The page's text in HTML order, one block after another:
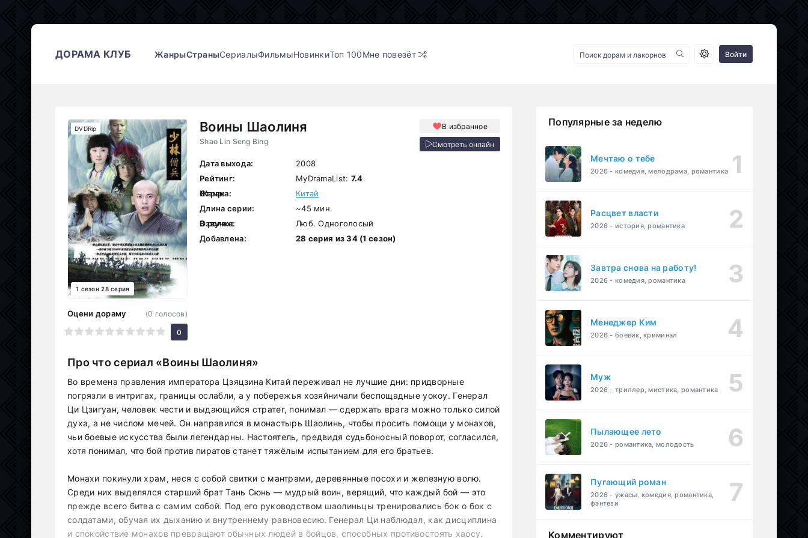
ДОРАМА КЛУБ ЖанрыСтраныСериалыФильмыНовинкиТоп 100Мне повезёт Войти
Воины Шаолиня
Shao Lin Seng Bing
В избранное
Смотреть онлайн
DVDRip
1 сезон 28 серия
Оцени дораму
7 8 9 10
(0 голосов)
0
Дата выхода:
2008
Рейтинг:
MyDramaList: 7.4
Жанр:
Страна:
Китай
Длина серии:
~45 мин.
В ролях:
Озвучка:
Люб. Одноголосый
Добавлена:
28 серия из 34 (1 сезон)
Про что сериал «Воины Шаолиня»
Во времена правления императора Цзяцзина Китай переживал не лучшие дни: придворные
погрязли в интригах, границы ослабли, а у побережья хозяйничали беспощадные уокоу. Генерал
Ци Цзигуан, человек чести и выдающийся стратег, понимал — сдержать врага можно только силой
духа, а не числом мечей. Он направился в монастырь Шаолинь, чтобы просить помощи у монахов,
чьи боевые искусства были легендарны. Настоятель, предвидя судьбоносный поворот, согласился,
хотя понимал, что бой против пиратов станет тяжёлым испытанием для его братьев.
Монахи покинули храм, неся с собой свитки с мантрами, деревянные посохи и железную волю.
Среди них выделялся старший брат Тань Сюнь — мудрый воин, верящий, что каждый бой — это
прежде всего битва с самим собой. Под его руководством шаолиньцы тренировались бок о бок с
солдатами, обучая их дыханию и внутреннему равновесию. Генерал Ци наблюдал, как дисциплина
и спокойствие монахов превращают обычных людей в бойцов, способных противостоять хаосу.
Популярные за неделю
Мечтаю о тебе
2026 - комедия, мелодрама, романтика
Расцвет власти
2026 - история, романтика
Завтра снова на работу!
2026 - комедия, романтика
Менеджер Ким
2026 - боевик, криминал
Муж
2026 - триллер, мистика, романтика
Пылающее лето
2026 - романтика, молодость
Пугающий роман
2026 - ужасы, комедия, романтика,
фэнтези
Комментируют